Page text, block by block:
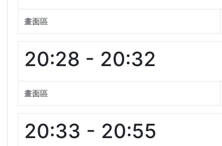
畫面區
20:28 - 20:32
畫面區
20:33 - 20:55